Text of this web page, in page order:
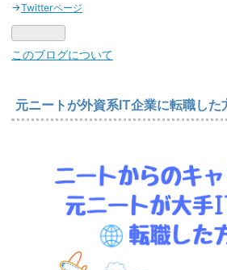
→Twitterページ
このブログについて
元ニートが外資系IT企業に転職した